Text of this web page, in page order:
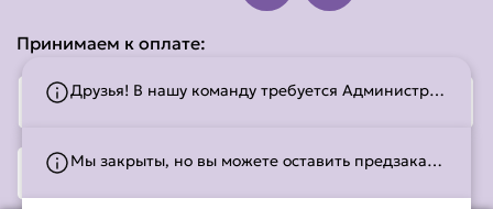
Друзья! В нашу команду требуется Администратор и Повар-сушист! Звоните по тел. +375(29)-574-31-20.
Мы закрыты, но вы можете оставить предзаказ! Работаем с 11:00 до 22:45. С временем работы можно ознакомиться на странице
Принимаем к оплате: